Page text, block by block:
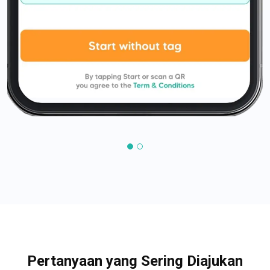
Pertanyaan yang Sering Diajukan